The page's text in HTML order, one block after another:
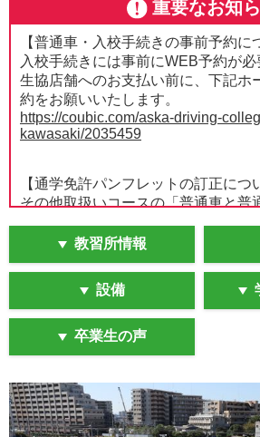
重要なお知
【普通車・入校手続きの事前予約に
入校手続きには事前にWEB予約が必
生協店舗へのお支払い前に、下記ホ
約をお願いいたします。
https://coubic.com/aska-driving-
kawasaki/2035459
【通学免許パンフレットの訂正につ
その他取扱いコースの「普通車と普
「二輪審査」は取り扱いなしとなり
組合員の皆さまにはご迷惑をおかけ
せんが、ご了承のほどよろしくお願
【普通車MTの技能教習について】
普通車MTの技能教習は「普通車AT
の組み合わせとなります。
のみをお申込みの上、教習所にて「
料金33,000円(税込)をお支払いくだ
※「AT限定解除」は再審査時に追加
教習所情報
設備
卒業生の声